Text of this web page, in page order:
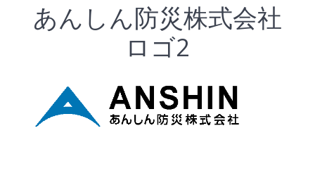
あんしん防災株式会社
ロゴ2